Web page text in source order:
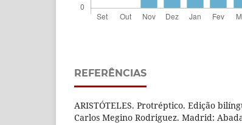
REFERÊNCIAS
ARISTÓTELES. Protréptico. Edição
Carlos Megino Rodriguez. Madrid: